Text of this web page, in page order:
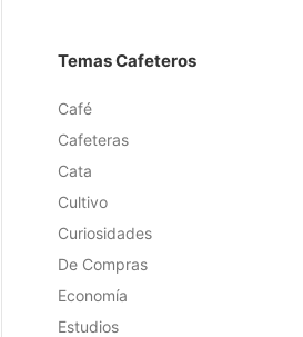
Temas Cafeteros
Café
Cafeteras
Cata
Cultivo
Curiosidades
De Compras
Economía
Estudios